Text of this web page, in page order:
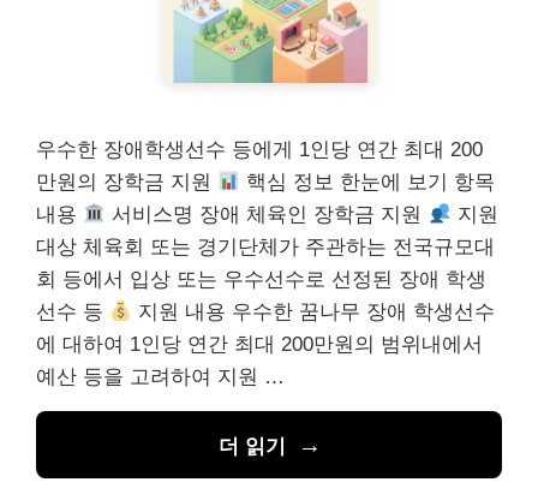
우수한 장애학생선수 등에게 1인당 연간 최대 200
만원의 장학금 지원
핵심 정보 한눈에 보기 항목
내용
서비스명 장애 체육인 장학금 지원
지원
대상 체육회 또는 경기단체가 주관하는 전국규모대
회 등에서 입상 또는 우수선수로 선정된 장애 학생
선수 등
지원 내용 우수한 꿈나무 장애 학생선수
에 대하여 1인당 연간 최대 200만원의 범위내에서
예산 등을 고려하여 지원 …
더 읽기